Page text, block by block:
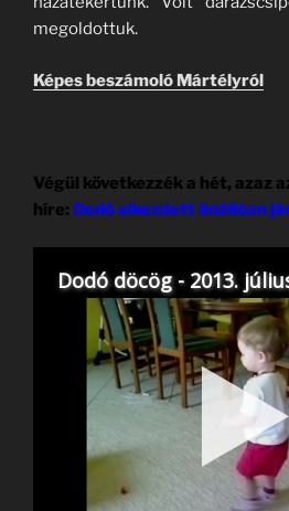
megoldottuk.
Képes beszámoló Mártélyról
Végül következzék a hét, azaz
híre: Dodó elkezdett önállóan